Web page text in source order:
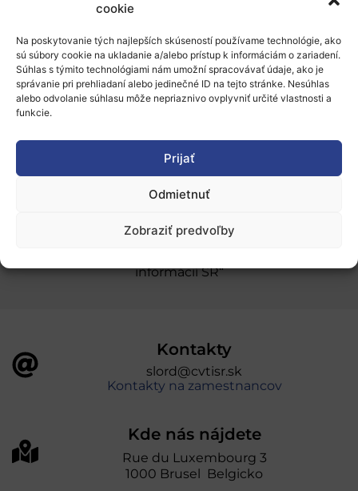
cookie
Na poskytovanie tých najlepších skúseností používame technológie, ako
sú súbory cookie na ukladanie a/alebo prístup k informáciám o zariadení.
Súhlas s týmito technológiami nám umožní spracovávať údaje, ako je
správanie pri prehliadaní alebo jedinečné ID na tejto stránke. Nesúhlas
alebo odvolanie súhlasu môže nepriaznivo ovplyvniť určité vlastnosti a
funkcie.
Prijať
Odmietnuť
Zobraziť predvoľby
Naše služby
Financovanie a podpora
Stáže a pobyty
Ochrana osobných údajov
úniou v rámci Programu Slovensko. Portál
informácií SR“
Kontakty
slord@cvtisr.sk
Kontakty na zamestnancov
Kde nás nájdete
Rue du Luxembourg 3
1000 Brusel Belgicko